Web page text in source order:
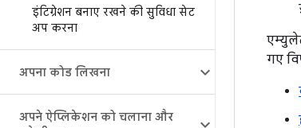
इंटिग्रेशन बनाए रखने की सुविधा सेट
अप करना
अपना कोड लिखना
अपने ऐप्लिकेशन को चलाना और
गए